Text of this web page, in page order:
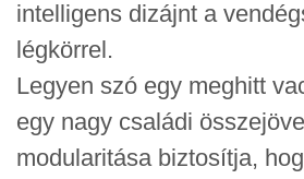
intelligens dizájnt a
légkörrel.
Legyen szó egy meghitt
egy nagy családi
modularitása biztosítja,